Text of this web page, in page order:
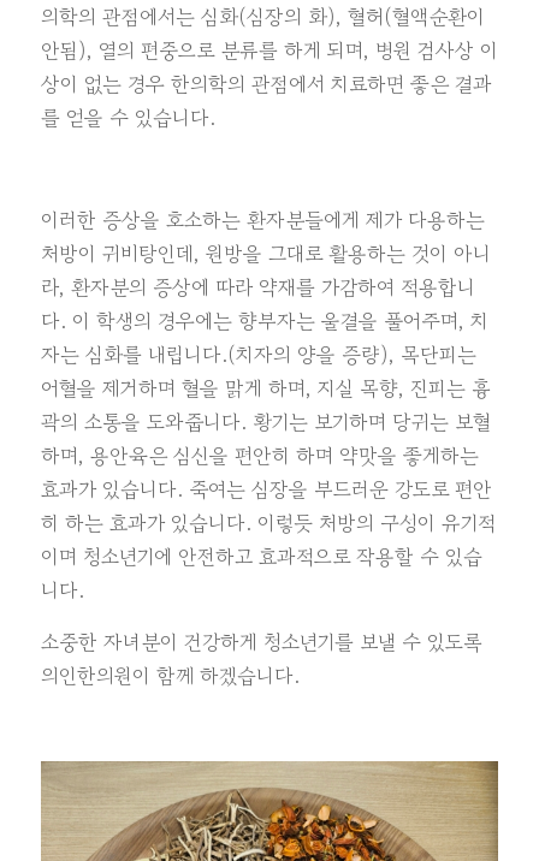
의학의 관점에서는 심화(심장의 화), 혈허(혈액순환이
안됨), 열의 편중으로 분류를 하게 되며, 병원 검사상 이
상이 없는 경우 한의학의 관점에서 치료하면 좋은 결과
를 얻을 수 있습니다.
이러한 증상을 호소하는 환자분들에게 제가 다용하는
처방이 귀비탕인데, 원방을 그대로 활용하는 것이 아니
라, 환자분의 증상에 따라 약재를 가감하여 적용합니
다. 이 학생의 경우에는 향부자는 울결을 풀어주며, 치
자는 심화를 내립니다.(치자의 양을 증량), 목단피는
어혈을 제거하며 혈을 맑게 하며, 지실 목향, 진피는 흉
곽의 소통을 도와줍니다. 황기는 보기하며 당귀는 보혈
하며, 용안육은 심신을 편안히 하며 약맛을 좋게하는
효과가 있습니다. 죽여는 심장을 부드러운 강도로 편안
히 하는 효과가 있습니다. 이렇듯 처방의 구성이 유기적
이며 청소년기에 안전하고 효과적으로 작용할 수 있습
니다.
소중한 자녀분이 건강하게 청소년기를 보낼 수 있도록
의인한의원이 함께 하겠습니다.